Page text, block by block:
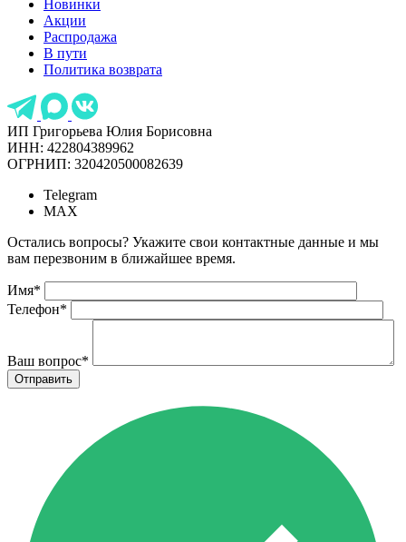
Новинки
Акции
Распродажа
В пути
Политика возврата
ИП Григорьева Юлия Борисовна
ИНН: 422804389962
ОГРНИП: 320420500082639
Telegram
MAX
Остались вопросы? Укажите свои контактные данные и мы
вам перезвоним в ближайшее время.
Имя*
Телефон*
Ваш вопрос*